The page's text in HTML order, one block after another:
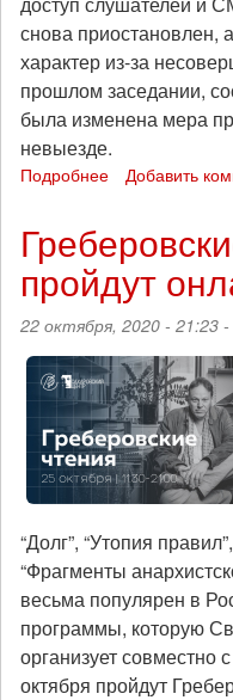
снова приостановлен,
характер из-за
прошлом заседании,
была изменена мера
невыезде.
Подробнее
Кириллом
Кузьминкиным
продолжится
2
ноября
Добавить
пройдут
22 октября, 2020 - 21:23 -
“Долг”, “Утопия
“Фрагменты
весьма популярен в
программы, которую
организует совместно
октября пройдут